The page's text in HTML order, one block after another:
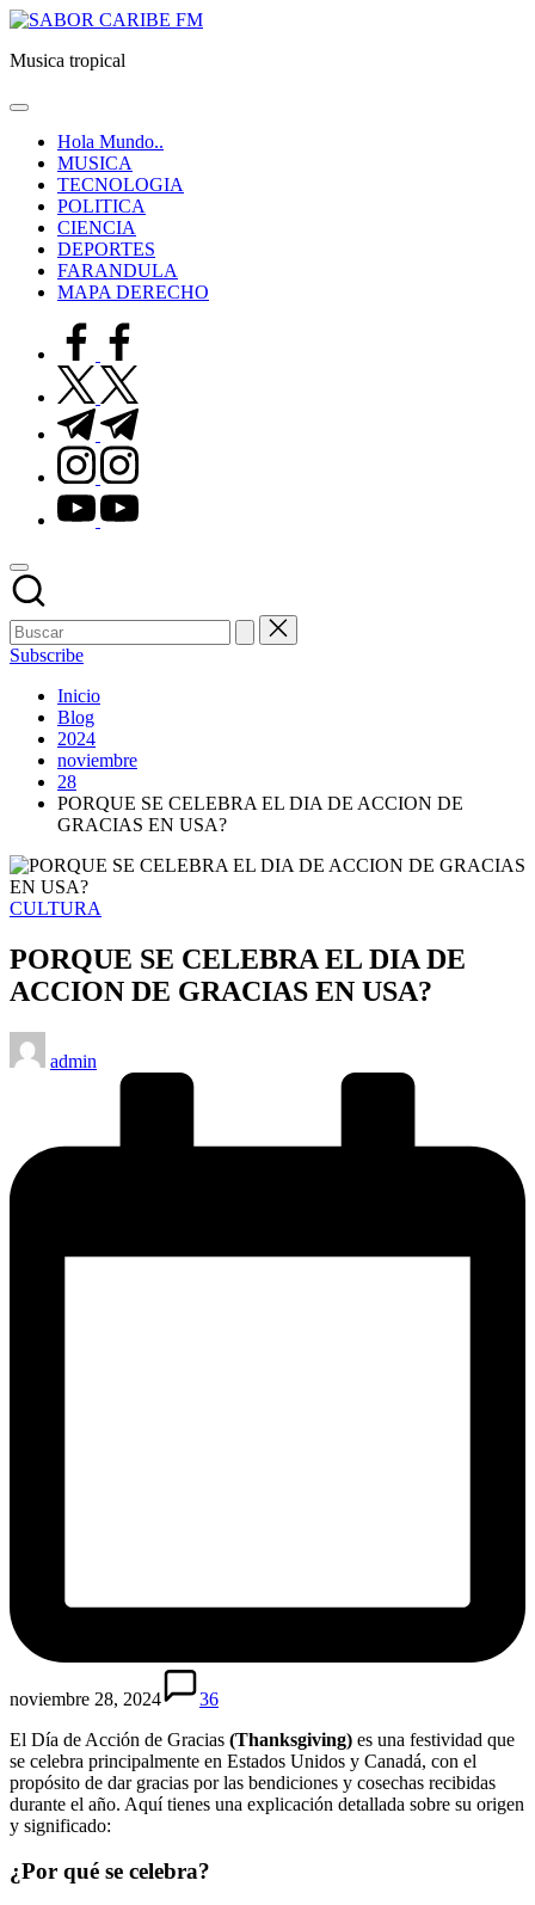
Saltar
contenido
SABOR
Musica tropical
Hola Mundo..
MUSICA
TECNOLOGIA
POLITICA
CIENCIA
DEPORTES
FARANDULA
MAPA DERECHO
facebook.com
twitter.com
t.me
instagram.com
youtube.com
Subscribe
Inicio
Blog
2024
noviembre
28
PORQUE SE CELEBRA EL DIA DE ACCION DE
GRACIAS EN USA?
Publicado
CULTURA
PORQUE SE CELEBRA EL DIA DE
ACCION DE GRACIAS EN USA?
Publicado
por
admin
noviembre 28, 2024
36
El Día de Acción de Gracias (Thanksgiving) es una festividad que
se celebra principalmente en Estados Unidos y Canadá, con el
propósito de dar gracias por las bendiciones y cosechas recibidas
durante el año. Aquí tienes una explicación detallada sobre su origen
y significado:
¿Por qué se celebra?